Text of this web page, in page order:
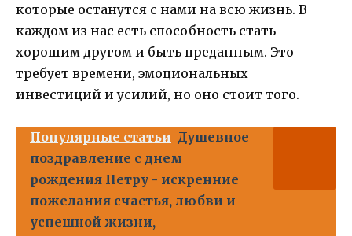
которые останутся с нами на всю жизнь. В
каждом из нас есть способность стать
хорошим другом и быть преданным. Это
требует времени, эмоциональных
инвестиций и усилий, но оно стоит того.
Популярные статьи Душевное
поздравление с днем
рождения Петру - искренние
пожелания счастья, любви и
успешной жизни,